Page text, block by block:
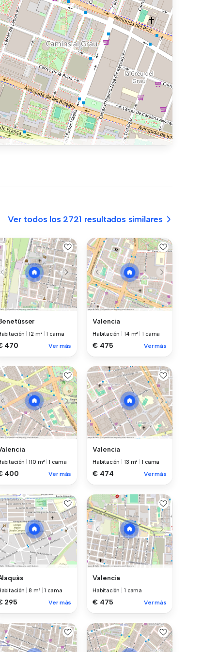
Ver todos los 2721 resultados similares
|12 m² |1 cama
470 Ver más
Valencia
Habitación 14 m² 1 cama
€ 475 Ver más
|110 m² |1 cama
400 Ver más
Valencia
Habitación 13 m² 1 cama
€ 474 Ver más
|8 m² |1 cama
295 Ver más
Valencia
Habitación 1 cama
€ 475 Ver más